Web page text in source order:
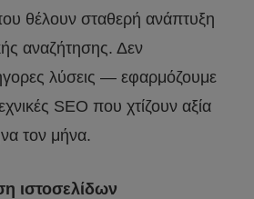
θέλουν σταθερή ανάπτυξη
αναζήτησης. Δεν
λύσεις — εφαρμόζουμε
SEO που χτίζουν αξία
τον μήνα.
ιστοσελίδων